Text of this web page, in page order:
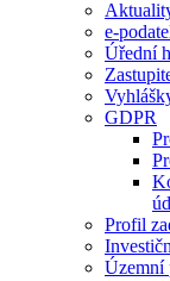
e-
Úřední
GDPR
Profil
Územní